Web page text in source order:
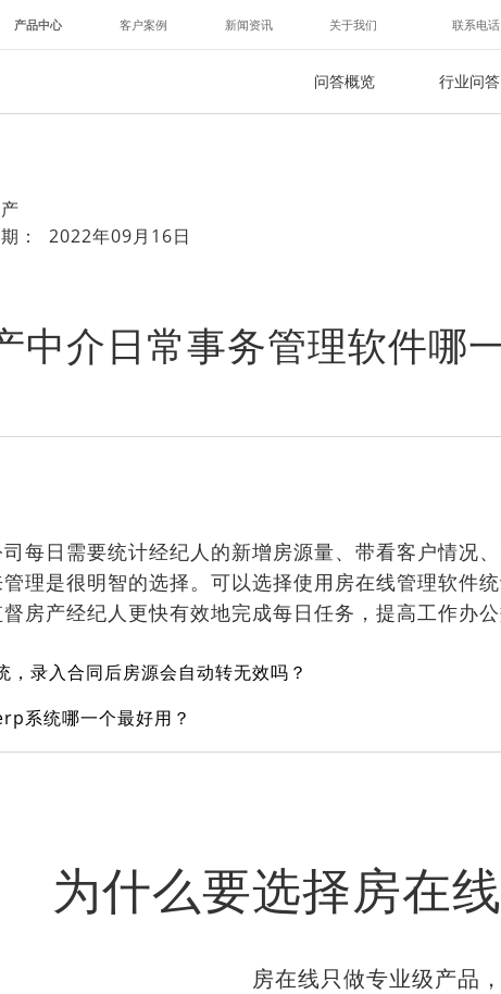
产品中心 客户案例 新闻资讯 关于我们 联系电
问答概览 行业问答
： 2022年09月16日
中介日常事务管理软件哪
每日需要统计经纪人的新增房源量、带看客户情况
理是很明智的选择。可以选择使用房在线管理软件
房产经纪人更快有效地完成每日任务，提高工作办公
，录入合同后房源会自动转无效吗？
系统哪一个最好用？
为什么要选择房在
房在线只做专业级产品，